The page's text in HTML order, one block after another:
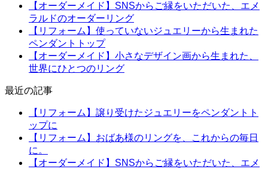
【オーダーメイド】SNSからご縁をいただいた、エメ
ラルドのオーダーリング
【リフォーム】使っていないジュエリーから生まれた
ペンダントトップ
【オーダーメイド】小さなデザイン画から生まれた、
世界にひとつのリング
最近の記事
【リフォーム】譲り受けたジュエリーをペンダントト
ップに
【リフォーム】おばあ様のリングを、これからの毎日
に。
【オーダーメイド】SNSからご縁をいただいた、エメ